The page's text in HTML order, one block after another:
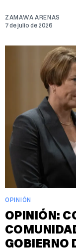
ZAMAWA ARENAS
7 de julio de 2026
OPINIÓN
OPINIÓN:
GOBIERNO